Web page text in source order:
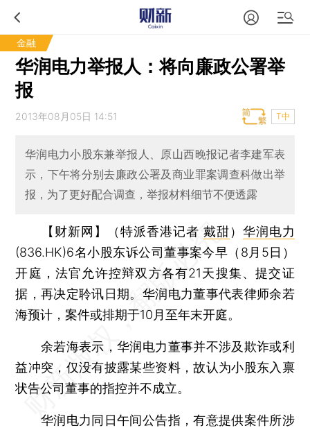
金融
华润电力举报人：将向廉政公署举
报
2013年08月05日 14:51 T中
华润电力小股东兼举报人、原山西晚报记者李建军表
示，下午将分别去廉政公署及商业罪案调查科做出举
报，为了更好配合调查，举报材料细节不便透露
【财新网】（特派香港记者 戴甜） 华润电力
(836.HK)6名小股东诉公司董事案今早（8月5日）
开庭，法官允许控辩双方各有21天搜集、提交证
据，再决定聆讯日期。华润电力董事代表律师余若
海预计，案件或排期于10月至年末开庭。
余若海表示，华润电力董事并不涉及欺诈或利
益冲突，仅没有披露某些资料，故认为小股东入禀
状告公司董事的指控并不成立。
华润电力同日午间公告指，有意提供案件所涉